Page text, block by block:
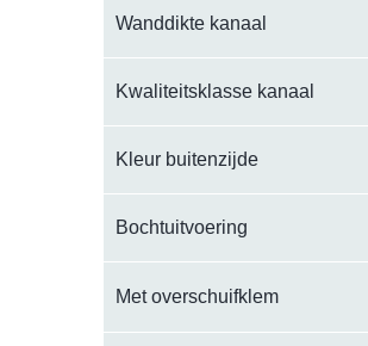
Wanddikte kanaal
Kwaliteitsklasse kanaal
Kleur buitenzijde
Bochtuitvoering
Met overschuifklem